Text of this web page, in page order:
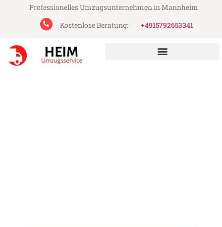
Professionelles Umzugsunternehmen in Mannheim
Kostenlose Beratung:
+4915792653341